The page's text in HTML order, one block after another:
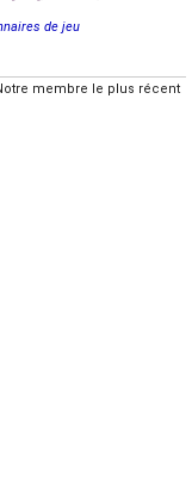
de jeu
membre le plus récent